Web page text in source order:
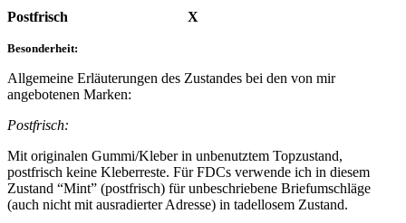
Postfrisch X
Besonderheit:
Allgemeine Erläuterungen des Zustandes bei den von mir
angebotenen Marken:
Postfrisch:
Mit originalen Gummi/Kleber in unbenutztem Topzustand,
postfrisch keine Kleberreste. Für FDCs verwende ich in diesem
Zustand “Mint” (postfrisch) für unbeschriebene Briefumschläge
(auch nicht mit ausradierter Adresse) in tadellosem Zustand.